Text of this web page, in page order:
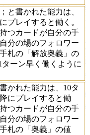
と書かれた能力は、
プレイすると働く。
つカードが自分の手
分の場のフォロワー
札の「解放奥義」の
ーン早く働くように
かれた能力は、10タ
にプレイすると働
つカードが自分の手
分の場のフォロワー
札の「奥義」の値